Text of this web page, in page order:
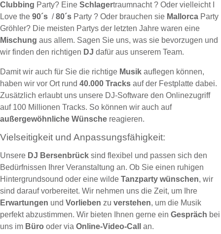
Clubbing Party? Eine Schlagertraumnacht ? Oder vielleicht I
Love the 90´s /80´s Party ? Oder brauchen sie Mallorca Party
Gröhler? Die meisten Partys der letzten Jahre waren eine
Mischung aus allem. Sagen Sie uns, was sie bevorzugen und
wir finden den richtigen DJ dafür aus unserem Team.
Damit wir auch für Sie die richtige Musik auflegen können,
haben wir vor Ort rund 40.000 Tracks auf der Festplatte dabei.
Zusätzlich erlaubt uns unsere DJ-Software den Onlinezugriff
auf 100 Millionen Tracks. So können wir auch auf
außergewöhnliche Wünsche reagieren.
Vielseitigkeit und Anpassungsfähigkeit:
Unsere DJ Bersenbrück sind flexibel und passen sich den
Bedürfnissen Ihrer Veranstaltung an. Ob Sie einen ruhigen
Hintergrundsound oder eine wilde Tanzparty wünschen, wir
sind darauf vorbereitet. Wir nehmen uns die Zeit, um Ihre
Erwartungen und Vorlieben zu verstehen, um die Musik
perfekt abzustimmen. Wir bieten Ihnen gerne ein Gespräch bei
uns im Büro oder via Online-Video-Call an.